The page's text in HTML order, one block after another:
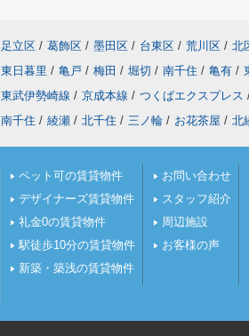
足立区 / 葛飾区 / 墨田区 / 台東区 / 荒川区 / 北
東日暮里 / 亀戸 / 梅田 / 堀切 / 南千住 / 亀有 /
東武伊勢崎線 / 京成本線 / つくばエクスプレス
南千住 / 綾瀬 / 北千住 / 三ノ輪 / お花茶屋 / 北
ペット可の賃貸物件
デザイナーズ賃貸物件
礼金0の賃貸物件
駅徒歩10分の賃貸物件
新築・築浅の賃貸物件
お問い合わせ
スタッフ紹介
周辺施設
お客様の声